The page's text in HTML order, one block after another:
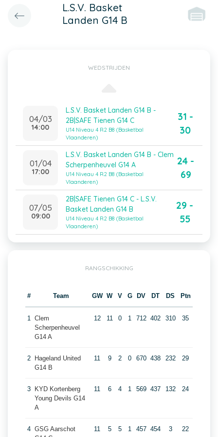
L.S.V. Basket
Landen G14 B
WEDSTRIJDEN
04/03
14:00
L.S.V. Basket Landen G14 B -
2B|SAFE Tienen G14 C
U14 Niveau 4 R2 B8 (Basketbal
Vlaanderen)
31 -
30
01/04
17:00
L.S.V. Basket Landen G14 B - Clem
Scherpenheuvel G14 A
U14 Niveau 4 R2 B8 (Basketbal
Vlaanderen)
24 -
69
07/05
09:00
2B|SAFE Tienen G14 C - L.S.V.
Basket Landen G14 B
U14 Niveau 4 R2 B8 (Basketbal
Vlaanderen)
29 -
55
RANGSCHIKKING
# Team GW W V G DV DT DS Ptn
1 Clem
Scherpenheuvel
G14 A
12 11 0 1 712 402 310 35
2
Hageland United
G14 B
11 9 2 0 670 438 232 29
3
KYD Kortenberg
Young Devils G14
A
11 6 4 1 569 437 132 24
4 GSG Aarschot
11 5 5 1 457 454 3 22